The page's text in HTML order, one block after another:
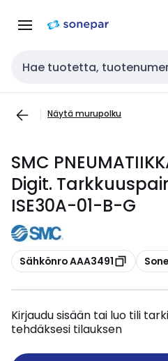
navigointiinsisältöön
Haku
Näytä murupolku
SMC
Digit.
ISE30A-01-B-G
Kopioi
Sähkönro AAA3491 Kopioi
Kirjaudu sisään tai luo tili
tehdäksesi tilauksen